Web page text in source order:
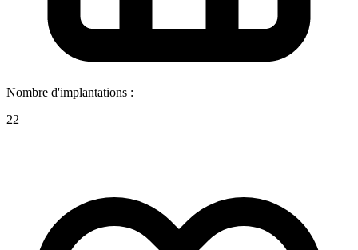
Nombre d'implantations :
22